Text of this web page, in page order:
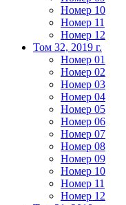
Номер 10
Номер 11
Номер 12
Том 32, 2019 г.
Номер 01
Номер 02
Номер 03
Номер 04
Номер 05
Номер 06
Номер 07
Номер 08
Номер 09
Номер 10
Номер 11
Номер 12